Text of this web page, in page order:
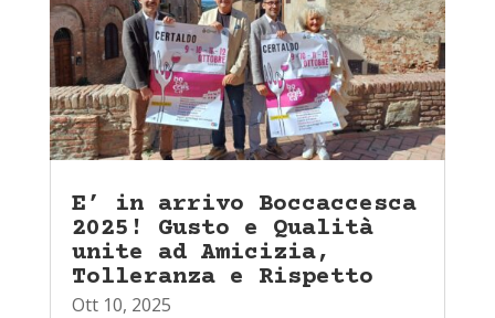
E’ in arrivo Boccaccesca
2025! Gusto e Qualità
unite ad Amicizia,
Tolleranza e Rispetto
Ott 10, 2025